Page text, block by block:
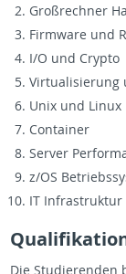
Großrech­ner
Firmware und
I/O und Crypto
Vir­tu­al­isierung
Unix und Linux
Con­tainer
Server
z/OS
IT In­fra­struk­tur
Die Studieren­den